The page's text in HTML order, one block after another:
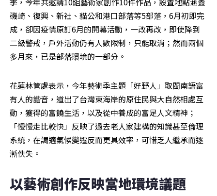
磯崎、復興、新社、貓公和港口部落等5部落，6月初即完
成，卻因疫情原訂6月的開幕活動，一改再改，即使降到
二級警戒，戶外活動仍有人數限制，只能取消；然而兩個
多月來，已是部落環境的一部分。
花蓮林管處表示，今年藝術季主題「好野人」取閩南語富
有人的諧音，道出了台灣東海岸的原住民與大自然相處互
動，獲得的富饒生活，以及從中養成的富足人文精神；
「慢慢走比較快」反映了過去老人家建構的知識甚至倫理
系統，在調適氣候變遷反而更具效率，可惜乏人繼承而逐
漸佚失。
以藝術創作反映當地環境議題